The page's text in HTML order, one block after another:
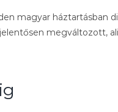
magyar háztartásban
megváltozott,